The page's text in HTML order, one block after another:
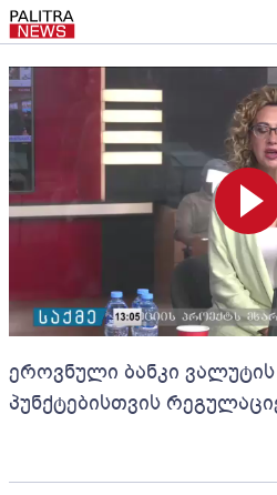
ეროვნული ბანკი
პუნქტებისთვის